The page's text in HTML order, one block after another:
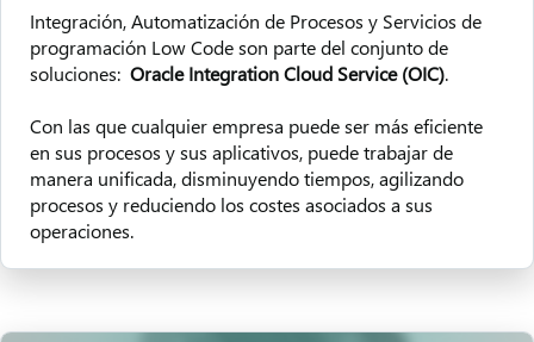
Integración, Automatización de Procesos y Servicios de
programación Low Code son parte del conjunto de
soluciones: Oracle Integration Cloud Service (OIC).
Con las que cualquier empresa puede ser más eficiente
en sus procesos y sus aplicativos, puede trabajar de
manera unificada, disminuyendo tiempos, agilizando
procesos y reduciendo los costes asociados a sus
operaciones.